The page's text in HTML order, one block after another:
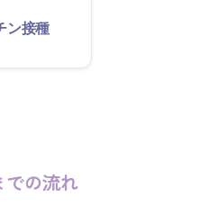
ン接種
での流れ